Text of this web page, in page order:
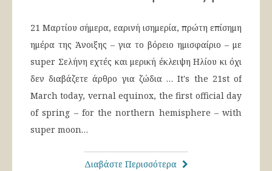
21 Μαρτίου σήμερα, εαρινή ισημερία, πρώτη επίσημη
ημέρα της Άνοιξης – για το βόρειο ημισφαίριο – με
super Σελήνη εχτές και μερική έκλειψη Ηλίου κι όχι
δεν διαβάζετε άρθρο για ζώδια … It's the 21st of
March today, vernal equinox, the first official day
of spring – for the northern hemisphere – with
super moon…
Διαβάστε Περισσότερα